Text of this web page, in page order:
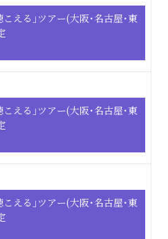
える｣ツアー(大阪･名古屋･東
える｣ツアー(大阪･名古屋･東
える｣ツアー(大阪･名古屋･東